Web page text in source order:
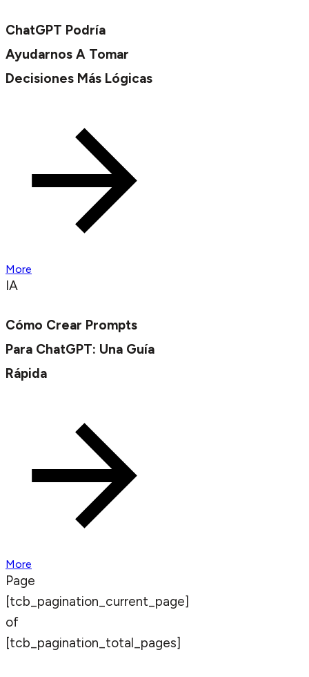
ChatGPT Podría
Ayudarnos A Tomar
Decisiones Más Lógicas
More
IA
Cómo Crear Prompts
Para ChatGPT: Una Guía
Rápida
More
Page
[tcb_pagination_current_page]
of
[tcb_pagination_total_pages]